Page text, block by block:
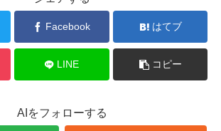
Facebook はてブ
LINE コピー
AIをフォローする